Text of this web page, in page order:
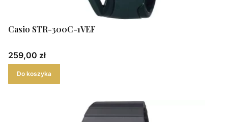
Casio STR-300C-1VEF
Cena
259,00 zł
Do koszyka